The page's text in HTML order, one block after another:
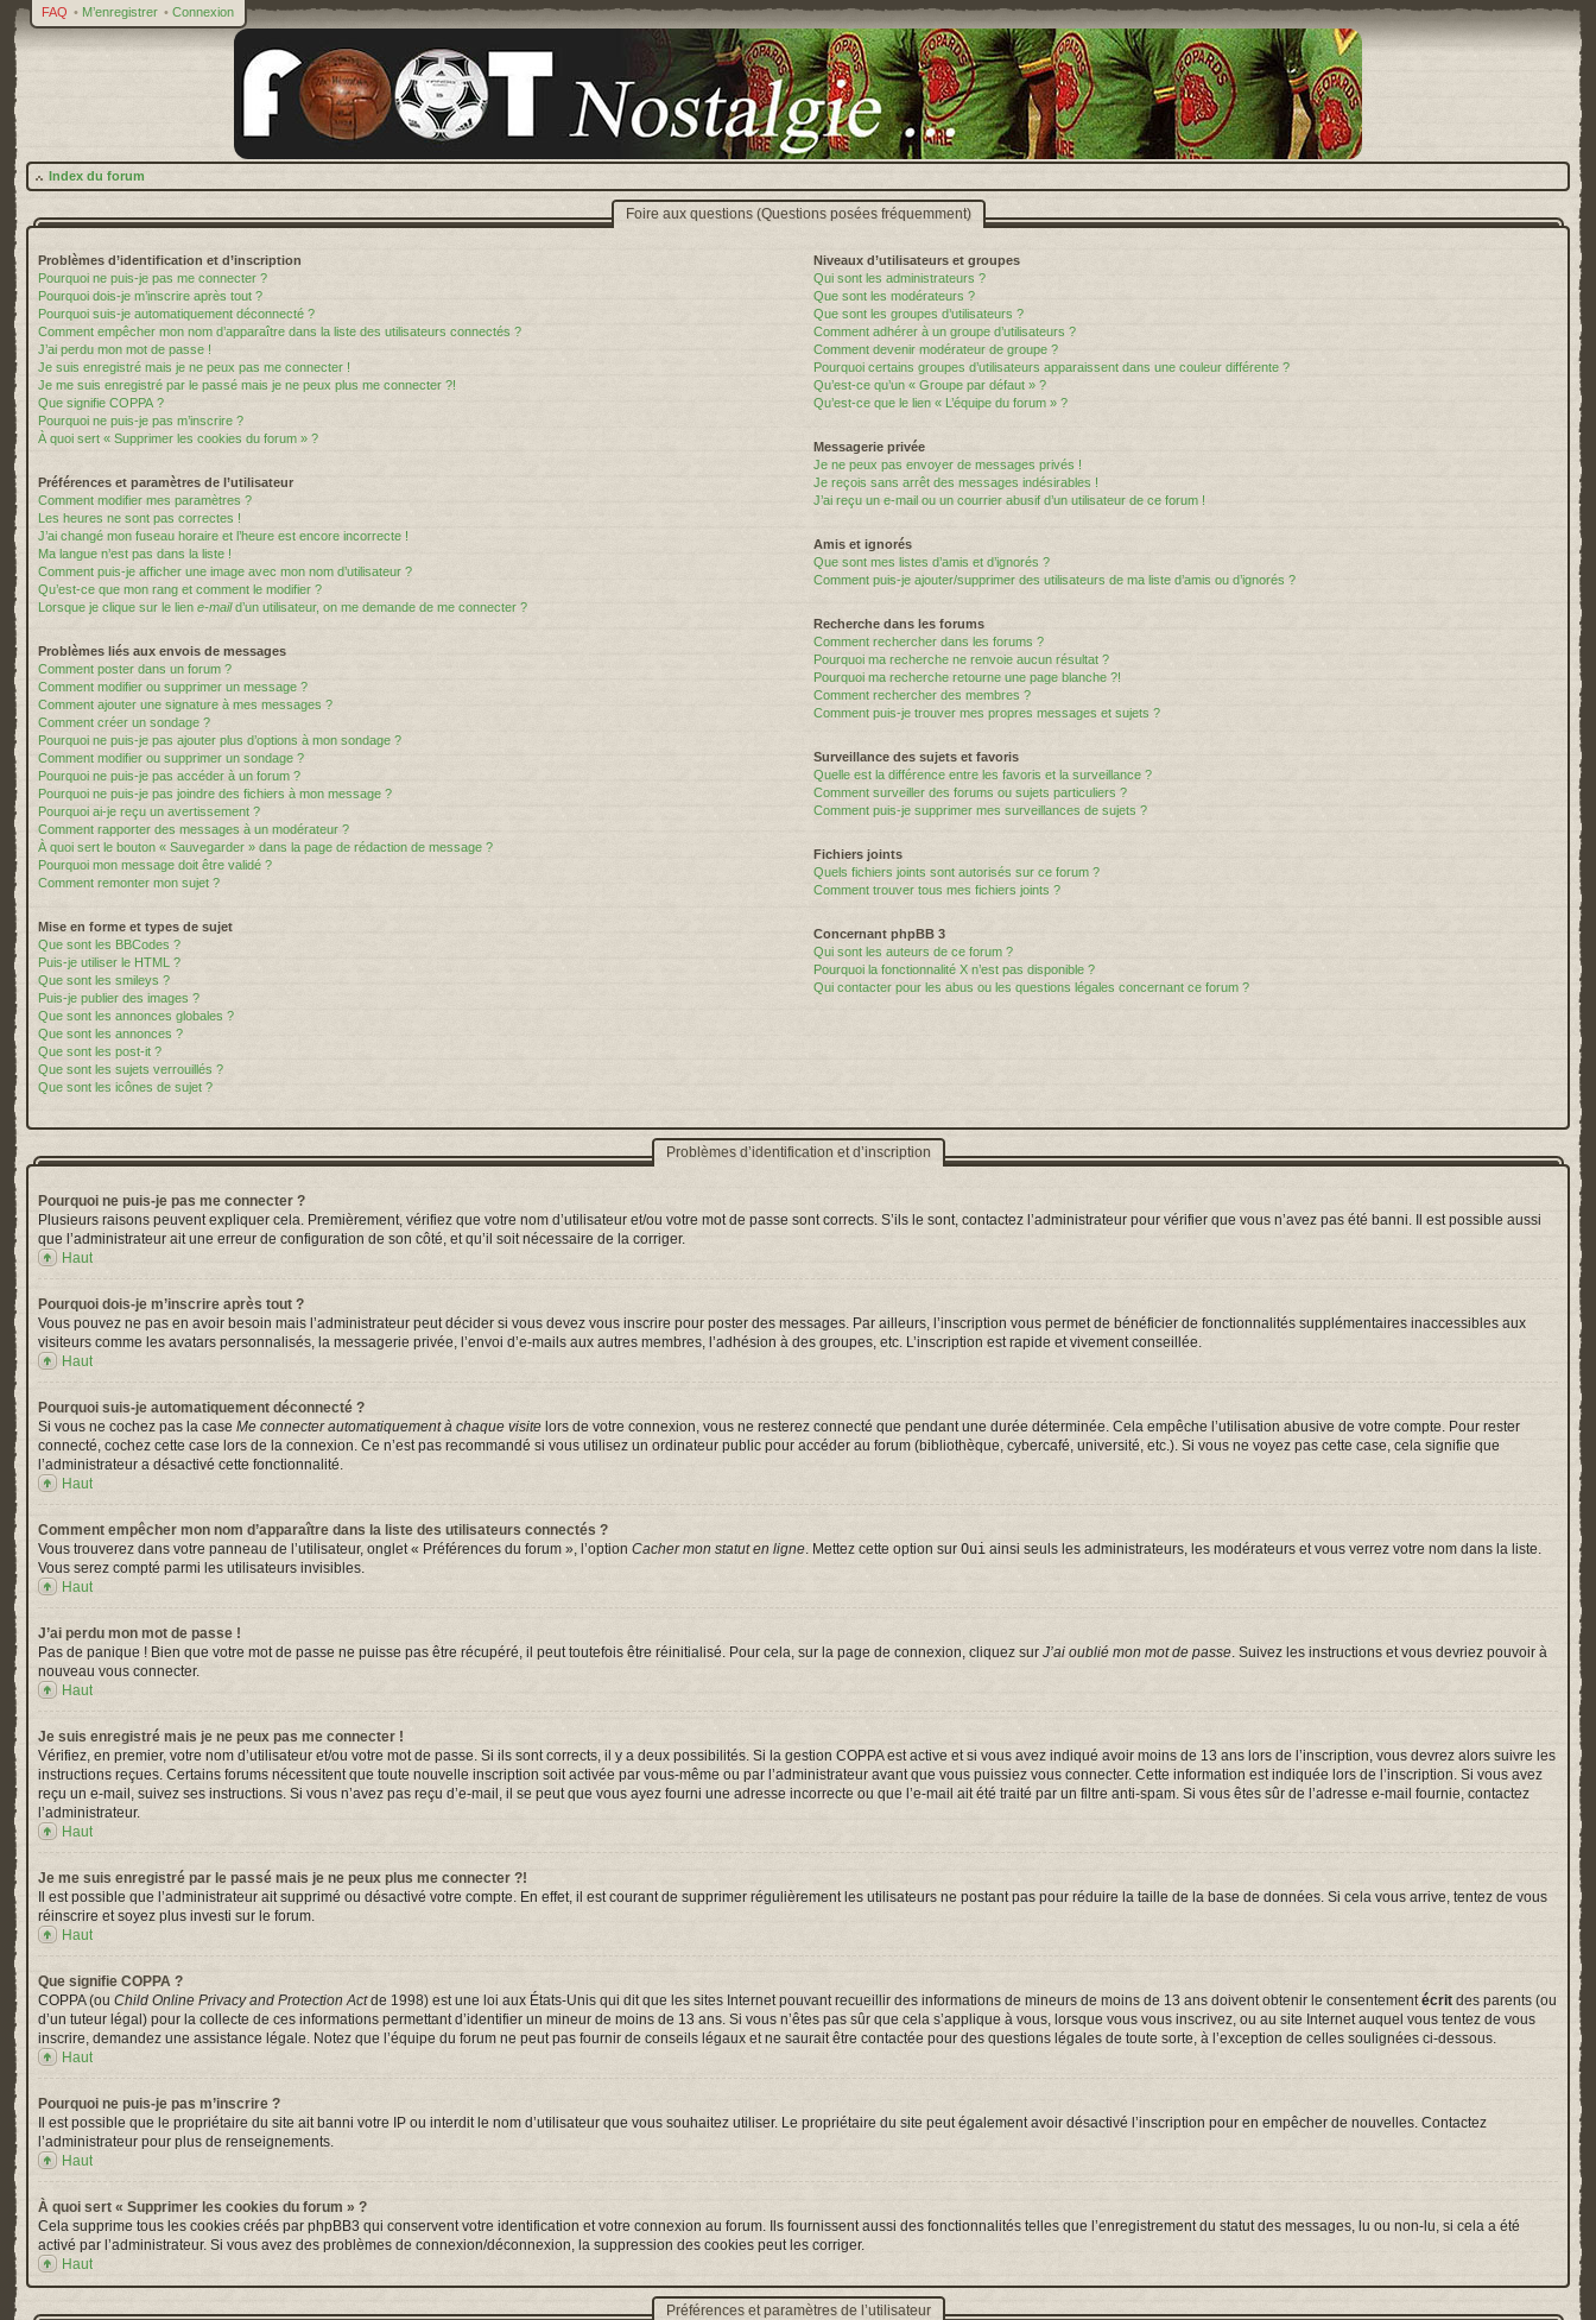
FAQ • M’enregistrer • Connexion
Index du forum
Foire aux questions (Questions posées fréquemment)
Problèmes d’identification et d’inscription
Pourquoi ne puis-je pas me connecter ?
Pourquoi dois-je m’inscrire après tout ?
Pourquoi suis-je automatiquement déconnecté ?
Comment empêcher mon nom d’apparaître dans la liste des utilisateurs connectés ?
J’ai perdu mon mot de passe !
Je suis enregistré mais je ne peux pas me connecter !
Je me suis enregistré par le passé mais je ne peux plus me connecter ?!
Que signifie COPPA ?
Pourquoi ne puis-je pas m’inscrire ?
À quoi sert « Supprimer les cookies du forum » ?
Préférences et paramètres de l’utilisateur
Comment modifier mes paramètres ?
Les heures ne sont pas correctes !
J’ai changé mon fuseau horaire et l’heure est encore incorrecte !
Ma langue n’est pas dans la liste !
Comment puis-je afficher une image avec mon nom d’utilisateur ?
Qu’est-ce que mon rang et comment le modifier ?
Lorsque je clique sur le lien e-maild’un utilisateur, on me demande de me connecter ?
Problèmes liés aux envois de messages
Comment poster dans un forum ?
Comment modifier ou supprimer un message ?
Comment ajouter une signature à mes messages ?
Comment créer un sondage ?
Pourquoi ne puis-je pas ajouter plus d’options à mon sondage ?
Comment modifier ou supprimer un sondage ?
Pourquoi ne puis-je pas accéder à un forum ?
Pourquoi ne puis-je pas joindre des fichiers à mon message ?
Pourquoi ai-je reçu un avertissement ?
Comment rapporter des messages à un modérateur ?
À quoi sert le bouton « Sauvegarder » dans la page de rédaction de message ?
Pourquoi mon message doit être validé ?
Comment remonter mon sujet ?
Mise en forme et types de sujet
Que sont les BBCodes ?
Puis-je utiliser le HTML ?
Que sont les smileys ?
Puis-je publier des images ?
Que sont les annonces globales ?
Que sont les annonces ?
Que sont les post-it ?
Que sont les sujets verrouillés ?
Que sont les icônes de sujet ?
Niveaux d’utilisateurs et groupes
Qui sont les administrateurs ?
Que sont les modérateurs ?
Que sont les groupes d’utilisateurs ?
Comment adhérer à un groupe d’utilisateurs ?
Comment devenir modérateur de groupe ?
Pourquoi certains groupes d’utilisateurs apparaissent dans une couleur différente ?
Qu’est-ce qu’un « Groupe par défaut » ?
Qu’est-ce que le lien « L’équipe du forum » ?
Messagerie privée
Je ne peux pas envoyer de messages privés !
Je reçois sans arrêt des messages indésirables !
J’ai reçu un e-mail ou un courrier abusif d’un utilisateur de ce forum !
Amis et ignorés
Que sont mes listes d’amis et d’ignorés ?
Comment puis-je ajouter/supprimer des utilisateurs de ma liste d’amis ou d’ignorés ?
Recherche dans les forums
Comment rechercher dans les forums ?
Pourquoi ma recherche ne renvoie aucun résultat ?
Pourquoi ma recherche retourne une page blanche ?!
Comment rechercher des membres ?
Comment puis-je trouver mes propres messages et sujets ?
Surveillance des sujets et favoris
Quelle est la différence entre les favoris et la surveillance ?
Comment surveiller des forums ou sujets particuliers ?
Comment puis-je supprimer mes surveillances de sujets ?
Fichiers joints
Quels fichiers joints sont autorisés sur ce forum ?
Comment trouver tous mes fichiers joints ?
Concernant phpBB 3
Qui sont les auteurs de ce forum ?
Pourquoi la fonctionnalité X n’est pas disponible ?
Qui contacter pour les abus ou les questions légales concernant ce forum ?
Problèmes d’identification et d’inscription
Pourquoi ne puis-je pas me connecter ?
Plusieurs raisons peuvent expliquer cela. Premièrement, vérifiez que votre nom d’utilisateur et/ou votre mot de passe sont corrects. S’ils le sont, contactez l’administrateur pour vérifier que vous n’avez pas été banni. Il est possible aussi
que l’administrateur ait une erreur de configuration de son côté, et qu’il soit nécessaire de la corriger.
Haut
Pourquoi dois-je m’inscrire après tout ?
Vous pouvez ne pas en avoir besoin mais l’administrateur peut décider si vous devez vous inscrire pour poster des messages. Par ailleurs, l’inscription vous permet de bénéficier de fonctionnalités supplémentaires inaccessibles aux
visiteurs comme les avatars personnalisés, la messagerie privée, l’envoi d’e-mails aux autres membres, l’adhésion à des groupes, etc. L’inscription est rapide et vivement conseillée.
Haut
Pourquoi suis-je automatiquement déconnecté ?
Si vous ne cochez pas la case Me connecter automatiquement à chaque visite lors de votre connexion, vous ne resterez connecté que pendant une durée déterminée. Cela empêche l’utilisation abusive de votre compte. Pour rester
connecté, cochez cette case lors de la connexion. Ce n’est pas recommandé si vous utilisez un ordinateur public pour accéder au forum (bibliothèque, cybercafé, université, etc.). Si vous ne voyez pas cette case, cela signifie que
l’administrateur a désactivé cette fonctionnalité.
Haut
Comment empêcher mon nom d’apparaître dans la liste des utilisateurs connectés ?
Vous trouverez dans votre panneau de l’utilisateur, onglet « Préférences du forum », l’option Cacher mon statut en ligne. Mettez cette option sur Oui ainsi seuls les administrateurs, les modérateurs et vous verrez votre nom dans la liste.
Vous serez compté parmi les utilisateurs invisibles.
Haut
J’ai perdu mon mot de passe !
Pas de panique ! Bien que votre mot de passe ne puisse pas être récupéré, il peut toutefois être réinitialisé. Pour cela, sur la page de connexion, cliquez sur J’ai oublié mon mot de passe. Suivez les instructions et vous devriez pouvoir à
nouveau vous connecter.
Haut
Je suis enregistré mais je ne peux pas me connecter !
Vérifiez, en premier, votre nom d’utilisateur et/ou votre mot de passe. Si ils sont corrects, il y a deux possibilités. Si la gestion COPPA est active et si vous avez indiqué avoir moins de 13 ans lors de l’inscription, vous devrez alors suivre les
instructions reçues. Certains forums nécessitent que toute nouvelle inscription soit activée par vous-même ou par l’administrateur avant que vous puissiez vous connecter. Cette information est indiquée lors de l’inscription. Si vous avez
reçu un e-mail, suivez ses instructions. Si vous n’avez pas reçu d’e-mail, il se peut que vous ayez fourni une adresse incorrecte ou que l’e-mail ait été traité par un filtre anti-spam. Si vous êtes sûr de l’adresse e-mail fournie, contactez
l’administrateur.
Haut
Je me suis enregistré par le passé mais je ne peux plus me connecter ?!
Il est possible que l’administrateur ait supprimé ou désactivé votre compte. En effet, il est courant de supprimer régulièrement les utilisateurs ne postant pas pour réduire la taille de la base de données. Si cela vous arrive, tentez de vous
réinscrire et soyez plus investi sur le forum.
Haut
Que signifie COPPA ?
COPPA (ou Child Online Privacy and Protection Actde 1998) est une loi aux États-Unis qui dit que les sites Internet pouvant recueillir des informations de mineurs de moins de 13 ans doivent obtenir le consentementécrit des parents (ou
d’un tuteur légal) pour la collecte de ces informations permettant d’identifier un mineur de moins de 13 ans. Si vous n’êtes pas sûr que cela s’applique à vous, lorsque vous vous inscrivez, ou au site Internet auquel vous tentez de vous
inscrire, demandez une assistance légale. Notez que l’équipe du forum ne peut pas fournir de conseils légaux et ne saurait être contactée pour des questions légales de toute sorte, à l’exception de celles soulignées ci-dessous.
Haut
Pourquoi ne puis-je pas m’inscrire ?
Il est possible que le propriétaire du site ait banni votre IP ou interdit le nom d’utilisateur que vous souhaitez utiliser. Le propriétaire du site peut également avoir désactivé l’inscription pour en empêcher de nouvelles. Contactez
l’administrateur pour plus de renseignements.
Haut
À quoi sert « Supprimer les cookies du forum » ?
Cela supprime tous les cookies créés par phpBB3 qui conservent votre identification et votre connexion au forum. Ils fournissent aussi des fonctionnalités telles que l’enregistrement du statut des messages, lu ou non-lu, si cela a été
activé par l’administrateur. Si vous avez des problèmes de connexion/déconnexion, la suppression des cookies peut les corriger.
Haut
Préférences et paramètres de l’utilisateur